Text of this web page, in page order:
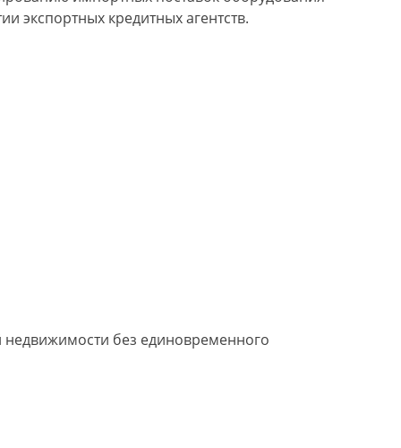
экспортных кредитных агентств.
без единовременного